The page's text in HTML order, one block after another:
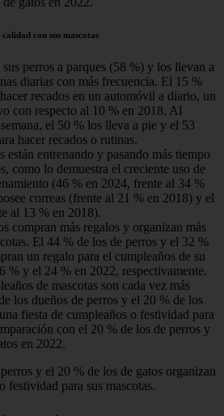
con sus mascotas
perros a parques (58 %) y los llevan a
diarias con más frecuencia. El 15 %
recados en un automóvil a diario, un
con respecto al 10 % en 2018. Al
el 50 % los lleva a pie y el 53
hacer recados o rutinas.
están entrenando y pasando más tiempo
como lo demuestra el creciente uso de
(46 % en 2024, frente al 34 %
correas (frente al 21 % en 2018) y el
al 13 % en 2018).
compran más regalos y organizan más
El 44 % de los de perros y el 32 %
un regalo para el cumpleaños de su
% y el 24 % en 2022, respectivamente.
de mascotas son cada vez más
los dueños de perros y el 20 % de los
fiesta de cumpleaños o festividad para
con el 20 % de los de perros y
en 2022.
y el 20 % de los de gatos organizan
festividad para sus mascotas.